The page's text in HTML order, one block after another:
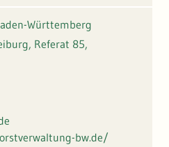
Württemberg
Referat 85,
bw.de/